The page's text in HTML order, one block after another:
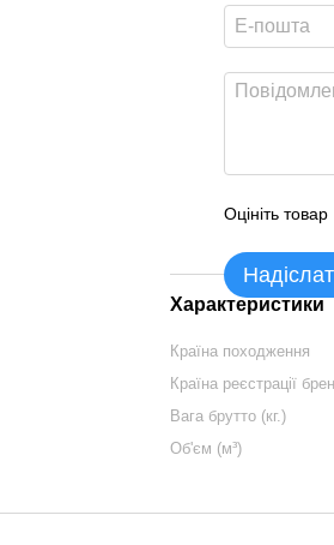
Оцініть товар
Характеристики
Країна походження
Країна реєстрації
Вага брутто (кг.)
Об'єм (м³)